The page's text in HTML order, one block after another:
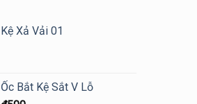
Kệ Xả Vải 01
Ốc Bắt Kệ Sắt V Lỗ